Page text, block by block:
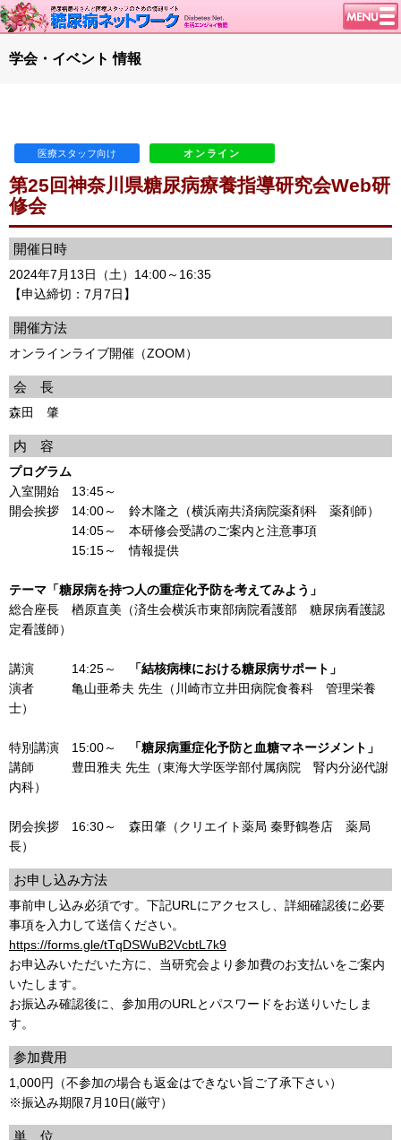
トップページ
糖尿病のきほん
特集・連載
特集・連載 一覧へ
腎臓の健康道
インスリンポンプ
血糖トレンド
グリコアルブミン
1型ライフ
学会・イベント 情報
医療スタッフ向け オンライン
第25回神奈川県糖尿病療養指導研究会Web研
修会
開催日時
2024年7月13日（土）14:00～16:35
【申込締切：7月7日】
開催方法
オンラインライブ開催（ZOOM）
会 長
森田 肇
内 容
プログラム
入室開始 13:45～
開会挨拶 14:00～ 鈴木隆之（横浜南共済病院薬剤科 薬剤師）
14:05～ 本研修会受講のご案内と注意事項
15:15～ 情報提供
テーマ「糖尿病を持つ人の重症化予防を考えてみよう」
総合座長 楢原直美（済生会横浜市東部病院看護部 糖尿病看護認
定看護師）
講演 14:25～
「結核病棟における糖尿病サポート」
演者 亀山亜希夫 先生（川崎市立井田病院食養科 管理栄養
士）
特別講演 15:00～
「糖尿病重症化予防と血糖マネージメント」
講師 豊田雅夫 先生（東海大学医学部付属病院 腎内分泌代謝
内科）
閉会挨拶 16:30～ 森田肇（クリエイト薬局 秦野鶴巻店 薬局
長）
お申し込み方法
事前申し込み必須です。下記URLにアクセスし、詳細確認後に必要
事項を入力して送信ください。
https://forms.gle/tTqDSWuB2VcbtL7k9
お申込みいただいた方に、当研究会より参加費のお支払いをご案内
いたします。
お振込み確認後に、参加用のURLとパスワードをお送りいたしま
す。
参加費用
1,000円（不参加の場合も返金はできない旨ご了承下さい）
※振込み期限7月10日(厳守）
単 位